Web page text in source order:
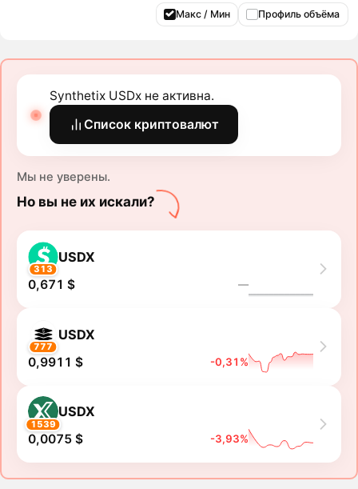
Макс / Мин Профиль объёма
Synthetix USDx не активна.
Список криптовалют
Мы не уверены.
Но вы не их искали?
313
USDX
0,671 $ ―
777
USDX
0,9911 $ -0,31%
1539
USDX
0,0075 $ -3,93%